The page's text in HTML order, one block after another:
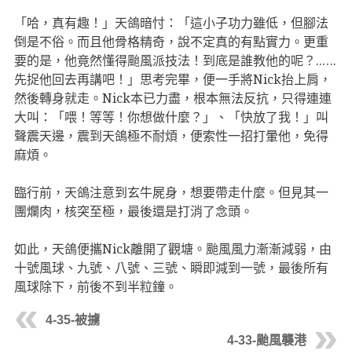
「哈，真有趣！」天鴿暗忖：「這小子功力雖低，但腳法
倒是不俗。而且他骨格精奇，說不定真的有點實力。更重
要的是，他竟然懂得颱風派技法！到底是誰教他的呢？..….
先捉他回去再講吧！」思考完畢，便一手將Nick抬上肩，
然後轉身就走。Nick本已力盡，根本無法反抗，只得連連
大叫：「喂！等等！你想做什麼？」、「快放了我！」叫
聲震天邊，震到天鴿極不耐煩，便索性一招打暈他，免得
麻煩。
臨行前，天鴿注意到玄牛屍身，想要帶走什麼。但見其一
團爛肉，核突至極，最後還是打消了念頭。
如此，天鴿便攜Nick離開了觀塘。颱風風力漸漸減弱，由
十號風球、九號、八號、三號、瞬即減到一號，最後所有
風球除下，前後不到半粒鐘。
4-35-被擄
4-33-颱風襲港